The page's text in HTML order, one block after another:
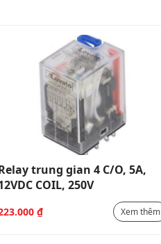
trung gian 4 C/O, 5A,
COIL, 250V
₫ Xem thêm